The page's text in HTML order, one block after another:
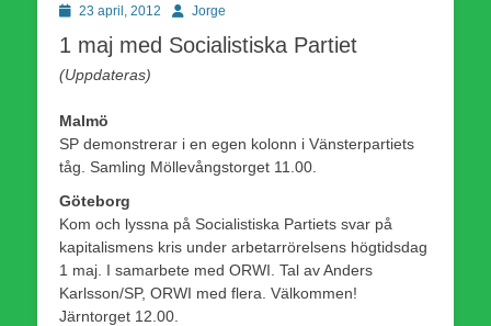
Publicerad
23 april, 2012 Författare
Jorge
1 maj med Socialistiska Partiet
(Uppdateras)
Malmö
SP demonstrerar i en egen kolonn i Vänsterpartiets
tåg. Samling Möllevångstorget 11.00.
Göteborg
Kom och lyssna på Socialistiska Partiets svar på
kapitalismens kris under arbetarrörelsens högtidsdag
1 maj. I samarbete med ORWI. Tal av Anders
Karlsson/SP, ORWI med flera. Välkommen!
Järntorget 12.00.